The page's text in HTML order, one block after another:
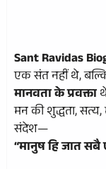
Sant Ravidas
एक संत नहीं थे,
मानवता के प्रवक्ता
मन की शुद्धता, सत्य,
संदेश—
“मानुष हि जात सबै